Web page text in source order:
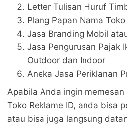
Letter Tulisan Huruf
Plang Papan Nama
Jasa Branding Mobil
Jasa Pengurusan Pajak
Outdoor dan Indoor
Aneka Jasa Periklanan
Apabila Anda ingin
Toko Reklame ID, anda bisa
atau bisa juga langsung